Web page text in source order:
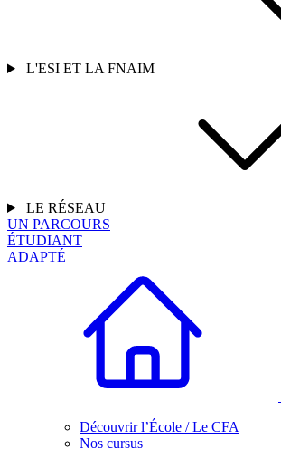
L'ESI ET LA FNAIM
LE RÉSEAU
UN PARCOURS
ÉTUDIANT
ADAPTÉ
Découvrir l’École / Le CFA
Nos cursus